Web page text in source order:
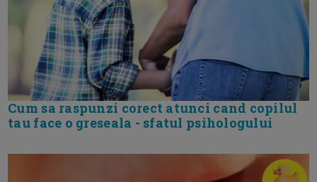
Cum sa raspunzi corect atunci cand copilul
tau face o greseala - sfatul psihologului